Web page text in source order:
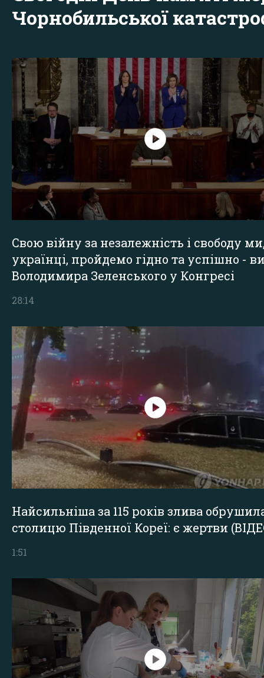
Чорнобильської
Свою війну за незалежність і свободу
українці, пройдемо гідно та успішно -
Володимира Зеленського у Конгресі
28:14
Найсильніша за 115 років злива
столицю Південної Кореї: є жертви
1:51